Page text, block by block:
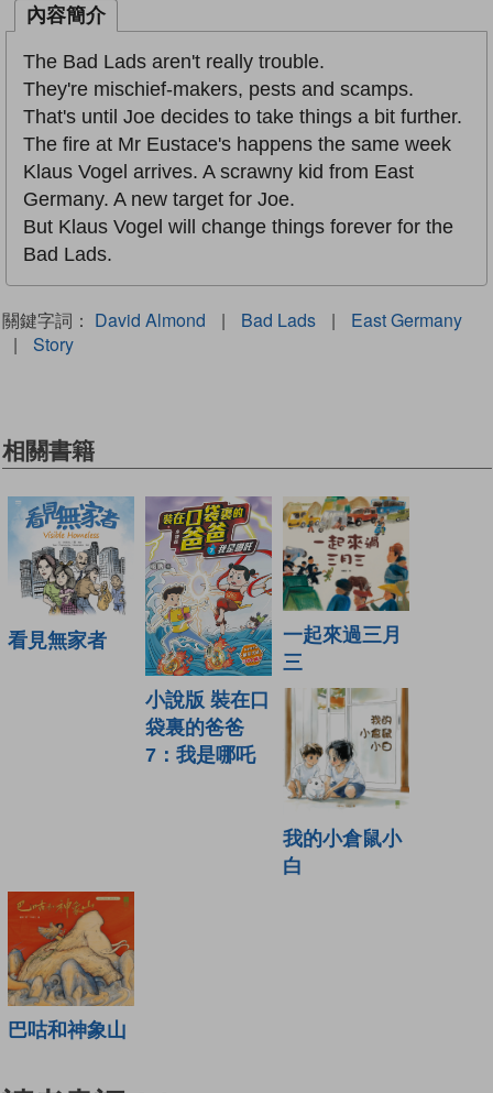
內容簡介
The Bad Lads aren't really trouble.
They're mischief-makers, pests and scamps.
That's until Joe decides to take things a bit further.
The fire at Mr Eustace's happens the same week
Klaus Vogel arrives. A scrawny kid from East
Germany. A new target for Joe.
But Klaus Vogel will change things forever for the
Bad Lads.
關鍵字詞： David Almond | Bad Lads |
East Germany
|
Story
相關書籍
看見無家者
小說版 裝在口
袋裏的爸爸
7：我是哪吒
一起來過三月
三
我的小倉鼠小
白
巴咕和神象山